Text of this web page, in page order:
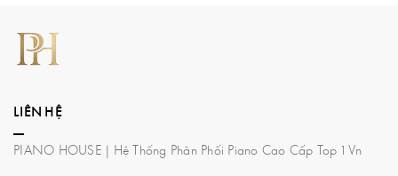
LIÊN HỆ
PIANO HOUSE | Hệ Thống Phân Phối Piano Cao Cấp Top 1 Vn